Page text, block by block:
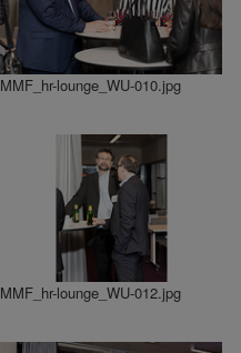
MMF_hr-lounge_WU-010.jpg
MMF_hr-lounge_WU-012.jpg